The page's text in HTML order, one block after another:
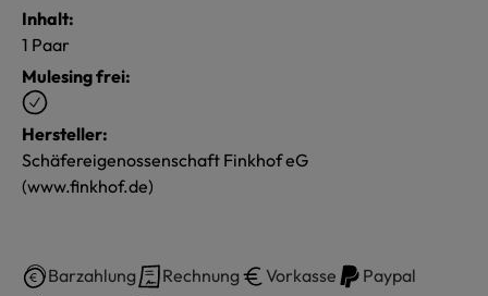
Inhalt:
1 Paar
Mulesing frei:
Hersteller:
Schäfereigenossenschaft Finkhof eG
(www.finkhof.de)
Barzahlung Rechnung Vorkasse
Paypal